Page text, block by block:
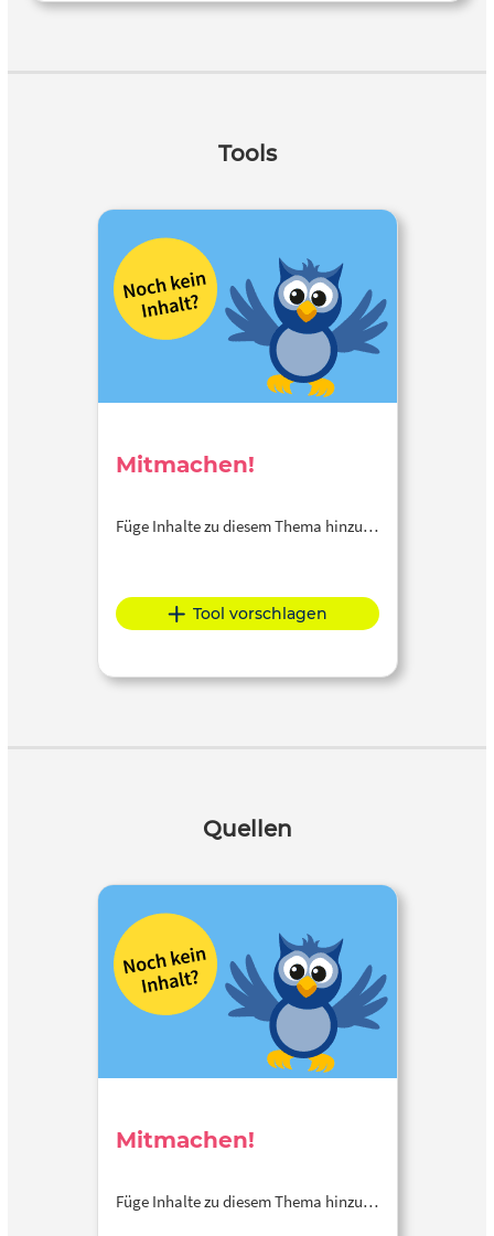
Tools
Mitmachen!
Füge Inhalte zu diesem Thema hinzu…
Tool vorschlagen
Quellen
Mitmachen!
Füge Inhalte zu diesem Thema hinzu…